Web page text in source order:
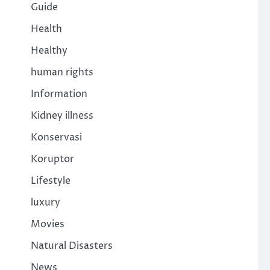
Guide
Health
Healthy
human rights
Information
Kidney illness
Konservasi
Koruptor
Lifestyle
luxury
Movies
Natural Disasters